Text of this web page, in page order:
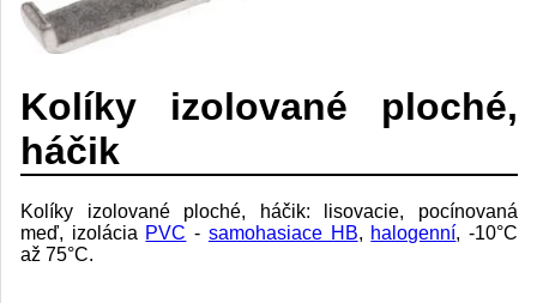
Kolíky izolované ploché,
háčik
Kolíky izolované ploché, háčik: lisovacie, pocínovaná
meď, izolácia PVC - samohasiace HB, halogenní, -10°C
až 75°C.